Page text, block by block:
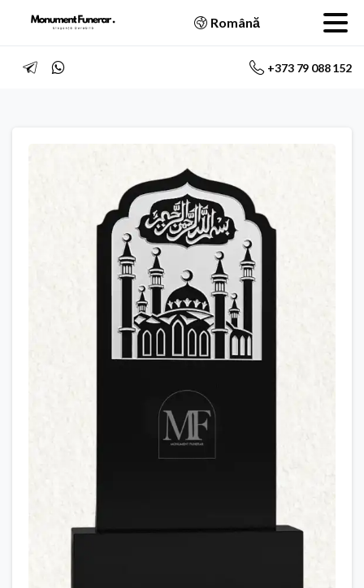
Română
+373 79 088 152